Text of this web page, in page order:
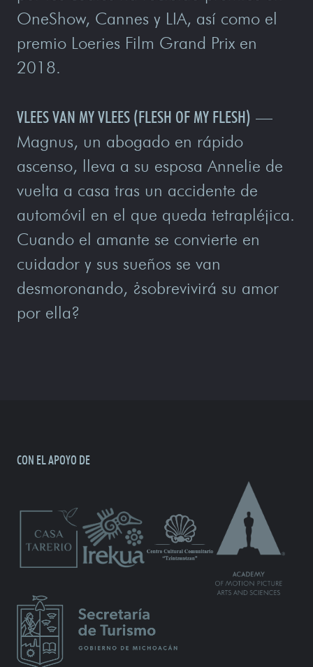
OneShow, Cannes y LIA, así como el
premio Loeries Film Grand Prix en
2018.
VLEES VAN MY VLEES (FLESH OF MY FLESH) —
Magnus, un abogado en rápido
ascenso, lleva a su esposa Annelie de
vuelta a casa tras un accidente de
automóvil en el que queda tetrapléjica.
Cuando el amante se convierte en
cuidador y sus sueños se van
desmoronando, ¿sobrevivirá su amor
por ella?
CON EL APOYO DE